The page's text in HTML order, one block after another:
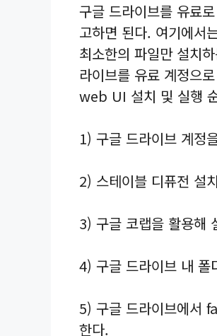
구글 드라이브를 유료
고하면 된다. 여기에서
최소한의 파일만 설치
라이브를 유료 계정으
web UI 설치 및 실행
1) 구글 드라이브 계정
2) 스테이블 디퓨전 설
3) 구글 코랩을 활용해
4) 구글 드라이브 내 폴
5) 구글 드라이브에
한다.